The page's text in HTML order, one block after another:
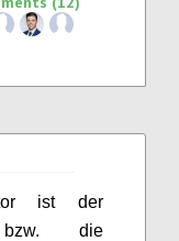
ist der
die